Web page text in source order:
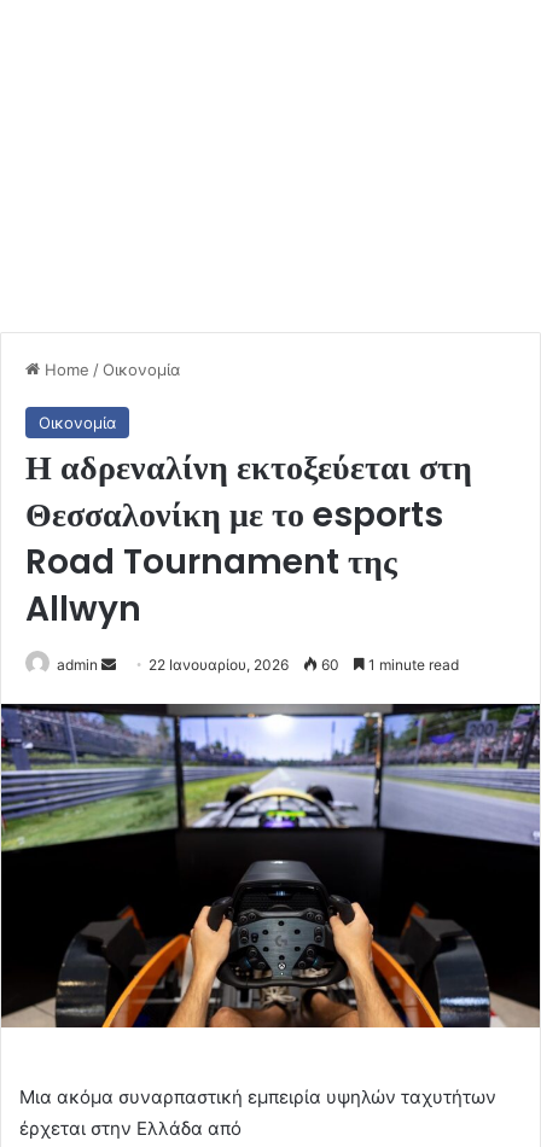
Home /Οικονομία
Οικονομία
Η αδρεναλίνη εκτοξεύεται στη
Θεσσαλονίκη με το esports
Road Tournament της
Allwyn
admin
Send
email
22 Ιανουαρίου, 2026 60 1 minute read
Μια ακόμα συναρπαστική εμπειρία υψηλών ταχυτήτων
έρχεται στην Ελλάδα από